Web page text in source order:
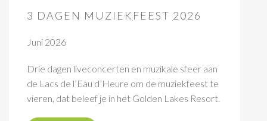
3 DAGEN MUZIEKFEEST 2026
Juni 2026
Drie dagen liveconcerten en muzikale sfeer aan
de Lacs de l’Eau d’Heure om de muziekfeest te
vieren, dat beleef je in het Golden Lakes Resort.